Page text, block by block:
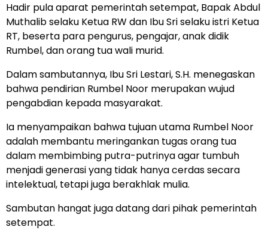
Hadir pula aparat pemerintah setempat, Bapak Abdul
Muthalib selaku Ketua RW dan Ibu Sri selaku istri Ketua
RT, beserta para pengurus, pengajar, anak didik
Rumbel, dan orang tua wali murid.
Dalam sambutannya, Ibu Sri Lestari, S.H. menegaskan
bahwa pendirian Rumbel Noor merupakan wujud
pengabdian kepada masyarakat.
Ia menyampaikan bahwa tujuan utama Rumbel Noor
adalah membantu meringankan tugas orang tua
dalam membimbing putra-putrinya agar tumbuh
menjadi generasi yang tidak hanya cerdas secara
intelektual, tetapi juga berakhlak mulia.
Sambutan hangat juga datang dari pihak pemerintah
setempat.